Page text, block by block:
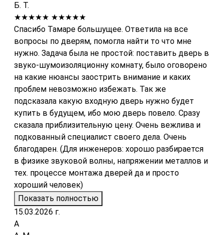
Б. Т.
★★★★★ ★★★★★
Спасибо Тамаре большущее. Ответила на все
вопросы по дверям, помогла найти то что мне
нужно. Задача была не простой: поставить дверь в
звуко-шумоизоляционну комнату, было оговорено
на какие нюансы заострить внимание и каких
проблем невозможно избежать. Так же
подсказала какую входную дверь нужно будет
купить в будущем, ибо мою дверь повело. Сразу
сказала приблизительную цену. Очень вежлива и
подкованный специалист своего дела. Очень
благодарен. (Для инженеров: хорошо разбирается
в физике звуковой волны, напряжении металлов и
тех. процессе монтажа дверей да и просто
хороший человек)
Показать полностью
15.03.2026 г.
А